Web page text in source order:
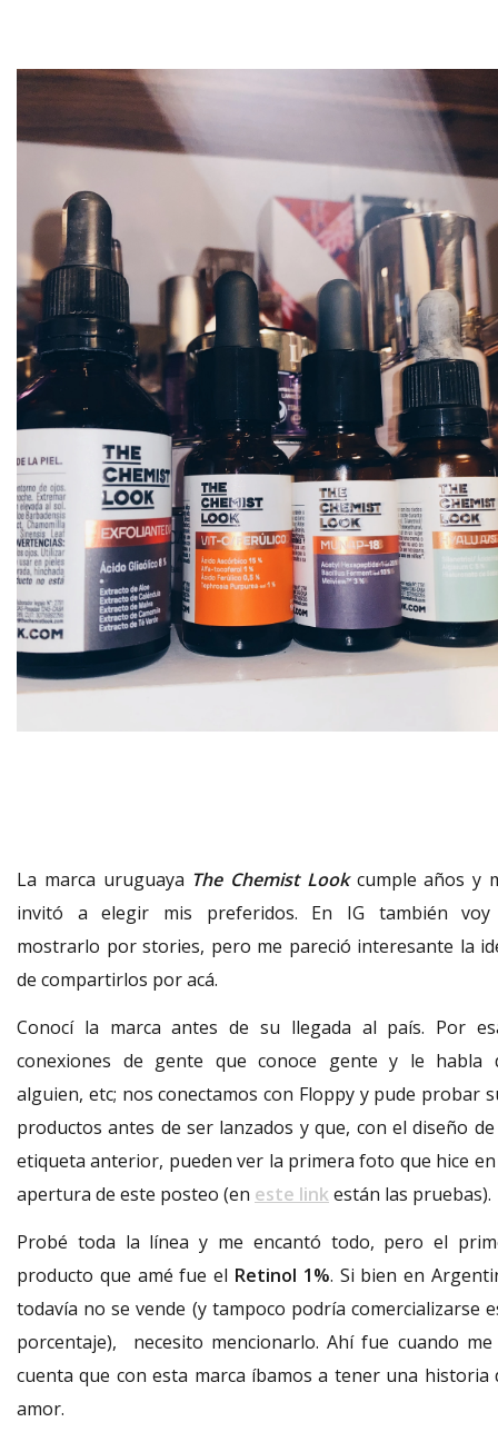
La marca uruguaya The Chemist Lookcumple años y
invitó a elegir mis preferidos. En IG también
mostrarlo por stories, pero me pareció interesante la
de compartirlos por acá.
Conocí la marca antes de su llegada al país. Por
conexiones de gente que conoce gente y le habla
alguien, etc; nos conectamos con Floppy y pude probar
productos antes de ser lanzados y que, con el diseño
etiqueta anterior, pueden ver la primera foto que hice
apertura de este posteo (en este linkestán las pruebas).
Probé toda la línea y me encantó todo, pero el
producto que amé fue el Retinol 1%. Si bien en
todavía no se vende (y tampoco podría comercializarse
porcentaje), necesito mencionarlo. Ahí fue cuando me
cuenta que con esta marca íbamos a tener una historia
amor.